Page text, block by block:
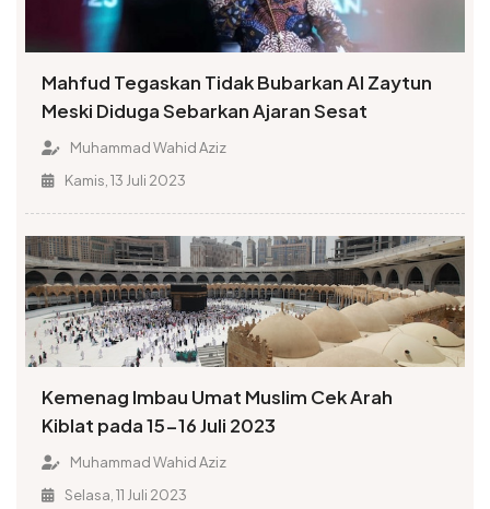
Mahfud Tegaskan Tidak Bubarkan Al Zaytun
Meski Diduga Sebarkan Ajaran Sesat
Muhammad Wahid Aziz
Kamis, 13 Juli 2023
Kemenag Imbau Umat Muslim Cek Arah
Kiblat pada 15-16 Juli 2023
Muhammad Wahid Aziz
Selasa, 11 Juli 2023